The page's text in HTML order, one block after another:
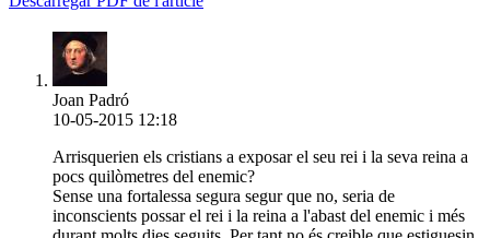
Joan Padró
10-05-2015 12:18
Arrisquerien els cristians a exposar el seu rei i la seva reina a
pocs quilòmetres del enemic?
Sense una fortalessa segura segur que no, seria de
inconscients possar el rei i la reina a l'abast del enemic i més